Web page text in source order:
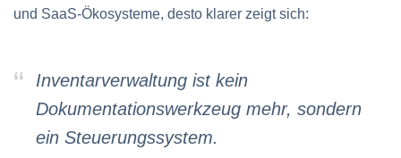
und SaaS-Ökosysteme, desto klarer zeigt sich:
Inventarverwaltung ist kein
Dokumentationswerkzeug mehr, sondern
ein Steuerungssystem.